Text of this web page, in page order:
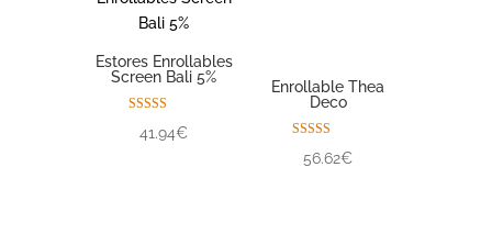
Estores Enrollables
Screen Bali 5%
Valorado con
5.00
41.94€
Enrollable Thea
Deco
5.00
56.62€